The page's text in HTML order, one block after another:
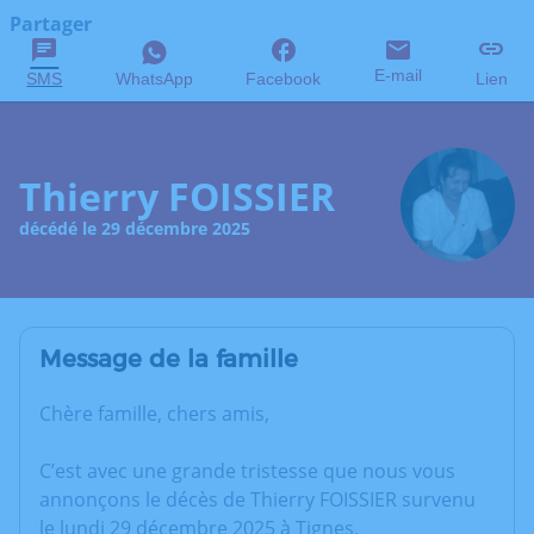
Partager
SMS WhatsApp Facebook E-mail Lien
Thierry FOISSIER
décédé le 29 décembre 2025
Message de la famille
Chère famille, chers amis,
C’est avec une grande tristesse que nous vous
annonçons le décès de Thierry FOISSIER survenu
le lundi 29 décembre 2025 à Tignes.